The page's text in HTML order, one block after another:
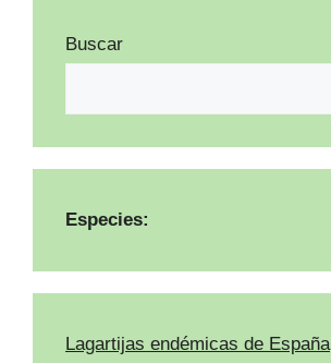
Buscar
Especies:
Lagartijas endémicas de España